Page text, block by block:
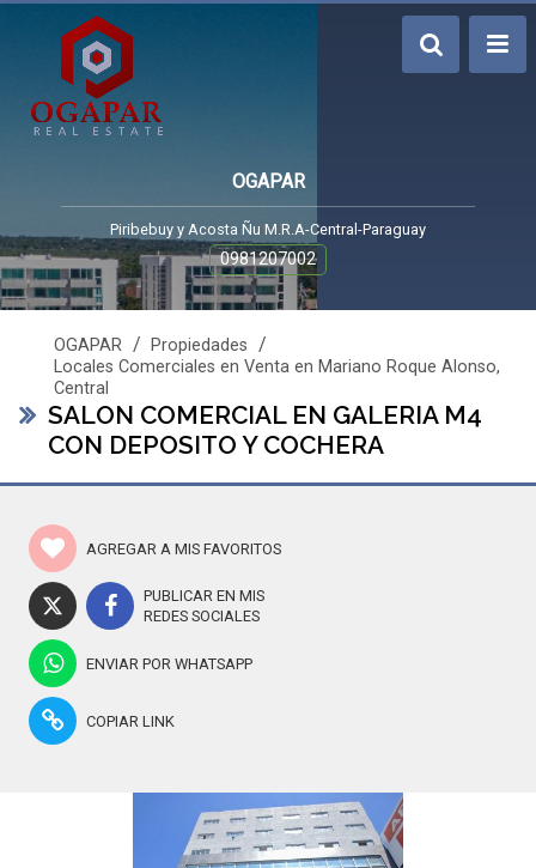
OGAPAR
Piribebuy y Acosta Ñu M.R.A-Central-Paraguay
0981207002
OGAPAR / Propiedades /
Locales Comerciales en Venta en Mariano Roque Alonso,
Central
SALON COMERCIAL EN GALERIA M4
CON DEPOSITO Y COCHERA
AGREGAR A MIS FAVORITOS
PUBLICAR EN MIS
REDES SOCIALES
ENVIAR POR WHATSAPP
COPIAR LINK